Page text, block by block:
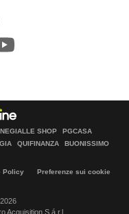
SHOP
PGCASA
QUIFINANZA
BUONISSIMO
Policy
Preferenze sui cookie
Acquisition S.á r.l.